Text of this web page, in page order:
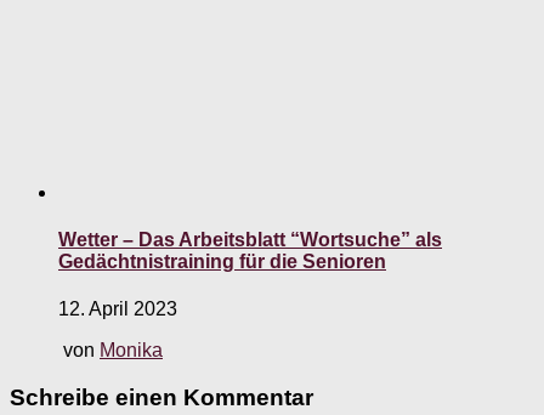
Wetter – Das Arbeitsblatt “Wortsuche” als
Gedächtnistraining für die Senioren
12. April 2023
von Monika
Schreibe einen Kommentar